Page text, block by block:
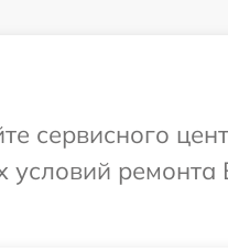
сервисного
ремонта